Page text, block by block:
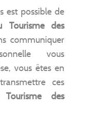
est possible de
Tourisme des
communiquer
vous
vous êtes en
ces
des